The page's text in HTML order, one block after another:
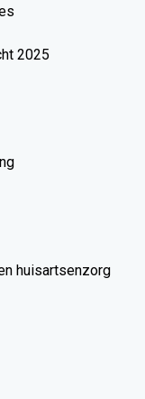
2025
huisartsenzorg